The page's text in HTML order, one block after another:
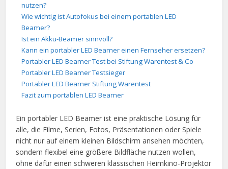
nutzen?
Wie wichtig ist Autofokus bei einem portablen LED
Beamer?
Ist ein Akku-Beamer sinnvoll?
Kann ein portabler LED Beamer einen Fernseher ersetzen?
Portabler LED Beamer Test bei Stiftung Warentest & Co
Portabler LED Beamer Testsieger
Portabler LED Beamer Stiftung Warentest
Fazit zum portablen LED Beamer
Ein portabler LED Beamer ist eine praktische Lösung für
alle, die Filme, Serien, Fotos, Präsentationen oder Spiele
nicht nur auf einem kleinen Bildschirm ansehen möchten,
sondern flexibel eine größere Bildfläche nutzen wollen,
ohne dafür einen schweren klassischen Heimkino-Projektor